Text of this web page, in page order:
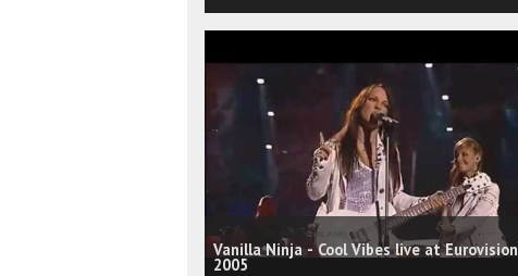
Vanilla Ninja - Cool Vibes live at Eurovision
2005